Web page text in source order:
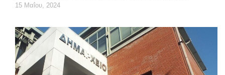
15 Μαΐου, 2024